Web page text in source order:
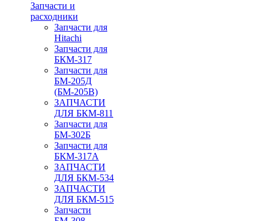
Запчасти и
расходники
Запчасти для
Hitachi
Запчасти для
БКМ-317
Запчасти для
БМ-205Д
(БМ-205В)
ЗАПЧАСТИ
ДЛЯ БКМ-811
Запчасти для
БМ-302Б
Запчасти для
БКМ-317А
ЗАПЧАСТИ
ДЛЯ БКМ-534
ЗАПЧАСТИ
ДЛЯ БКМ-515
Запчасти